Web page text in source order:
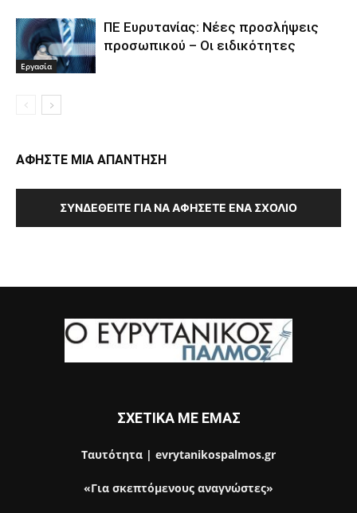
Εργασία
ΠΕ Ευρυτανίας: Νέες προσλήψεις
προσωπικού – Οι ειδικότητες
ΑΦΗΣΤΕ ΜΙΑ ΑΠΑΝΤΗΣΗ
ΣΥΝΔΕΘΕΊΤΕ ΓΙΑ ΝΑ ΑΦΉΣΕΤΕ ΈΝΑ ΣΧΌΛΙΟ
ΣΧΕΤΙΚΑ ΜΕ ΕΜΑΣ
Ταυτότητα | evrytanikospalmos.gr
«Για σκεπτόμενους αναγνώστες»